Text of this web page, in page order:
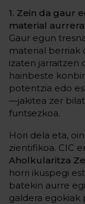
1. Zein da gaur
material
Gaur egun
material berriak
izaten jarraitzen
hainbeste
potentzia edo
—jakitea zer
funtsezkoa.
Hori dela eta,
zientifikoa. CIC
Aholkularitza
horri ikuspegi
batekin aurre
galdera egokiak